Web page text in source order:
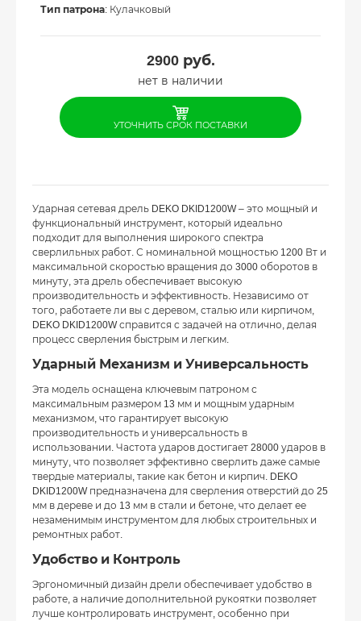
Тип патрона: Кулачковый
2900руб.
нет в наличии
УТОЧНИТЬ СРОК ПОСТАВКИ
Ударная сетевая дрель DEKO DKID1200W – это мощный и
функциональный инструмент, который идеально
подходит для выполнения широкого спектра
сверлильных работ. С номинальной мощностью 1200 Вт и
максимальной скоростью вращения до 3000 оборотов в
минуту, эта дрель обеспечивает высокую
производительность и эффективность. Независимо от
того, работаете ли вы с деревом, сталью или кирпичом,
DEKO DKID1200W справится с задачей на отлично, делая
процесс сверления быстрым и легким.
Ударный Механизм и Универсальность
Эта модель оснащена ключевым патроном с
максимальным размером 13 мм и мощным ударным
механизмом, что гарантирует высокую
производительность и универсальность в
использовании. Частота ударов достигает 28000 ударов в
минуту, что позволяет эффективно сверлить даже самые
твердые материалы, такие как бетон и кирпич. DEKO
DKID1200W предназначена для сверления отверстий до 25
мм в дереве и до 13 мм в стали и бетоне, что делает ее
незаменимым инструментом для любых строительных и
ремонтных работ.
Удобство и Контроль
Эргономичный дизайн дрели обеспечивает удобство в
работе, а наличие дополнительной рукоятки позволяет
лучше контролировать инструмент, особенно при